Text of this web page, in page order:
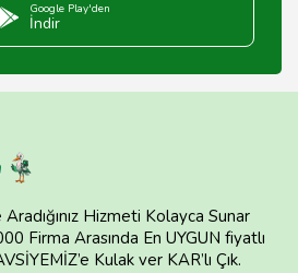
Google Play'den
İndir
Aradığınız Hizmeti Kolayca Sunar
Firma Arasında En UYGUN fiyatlı
Kulak ver KAR’lı Çık.